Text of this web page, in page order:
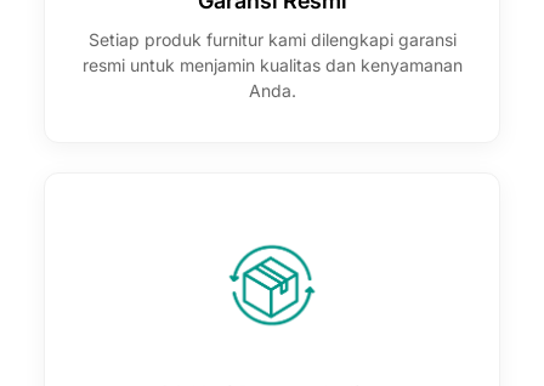
Setiap produk furnitur kami dilengkapi garansi
resmi untuk menjamin kualitas dan kenyamanan
Anda.